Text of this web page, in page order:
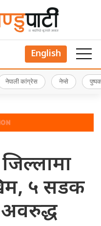
English
नेपाली कांग्रेस नेप्से
५ सडक